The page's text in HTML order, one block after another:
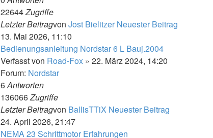
22644Zugriffe
Letzter Beitragvon Jost Bielitzer Neuester Beitrag
13. Mai 2026, 11:10
Bedienungsanleitung Nordstar 6 L Bauj.2004
Verfasst von Road-Fox » 22. März 2024, 14:20
Forum: Nordstar
6Antworten
136066Zugriffe
Letzter Beitragvon BallisTTiX Neuester Beitrag
24. April 2026, 21:47
NEMA 23 Schrittmotor Erfahrungen